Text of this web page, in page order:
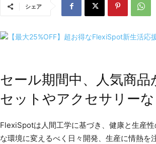
シェア
セール期間中、人気商品
セットやアクセサリー
FlexiSpotは人間工学に基づき、健康と生産
な環境に変えるべく日々開発、生産に情熱